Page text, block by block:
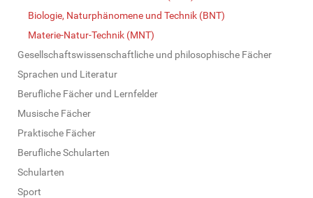
Biologie, Naturphänomene und Technik (BNT)
Materie-Natur-Technik (MNT)
Gesellschaftswissenschaftliche und philosophische Fächer
Sprachen und Literatur
Berufliche Fächer und Lernfelder
Musische Fächer
Praktische Fächer
Berufliche Schularten
Schularten
Sport